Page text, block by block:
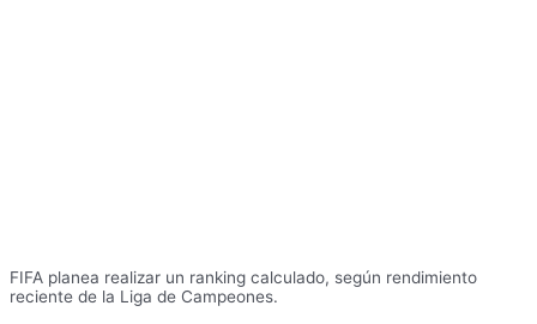
FIFA planea realizar un ranking calculado, según rendimiento
reciente de la Liga de Campeones.